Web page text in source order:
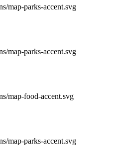
map-parks-accent.svg
map-parks-accent.svg
map-food-accent.svg
map-parks-accent.svg